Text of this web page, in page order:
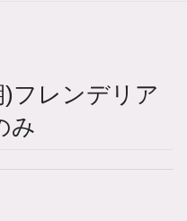
)フレンデリア
み